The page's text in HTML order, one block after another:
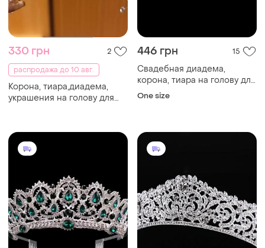
330 грн
2
распродажа до 10 авг.
Корона, тиара,диадема,
украшения на голову для
446 грн 15
Свадебная диадема,
корона, тиара на голову для
невесты посеребрение
One size